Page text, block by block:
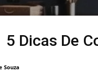
5 Dicas De
Souza